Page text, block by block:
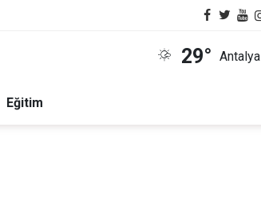
29° Antalya
Eğitim